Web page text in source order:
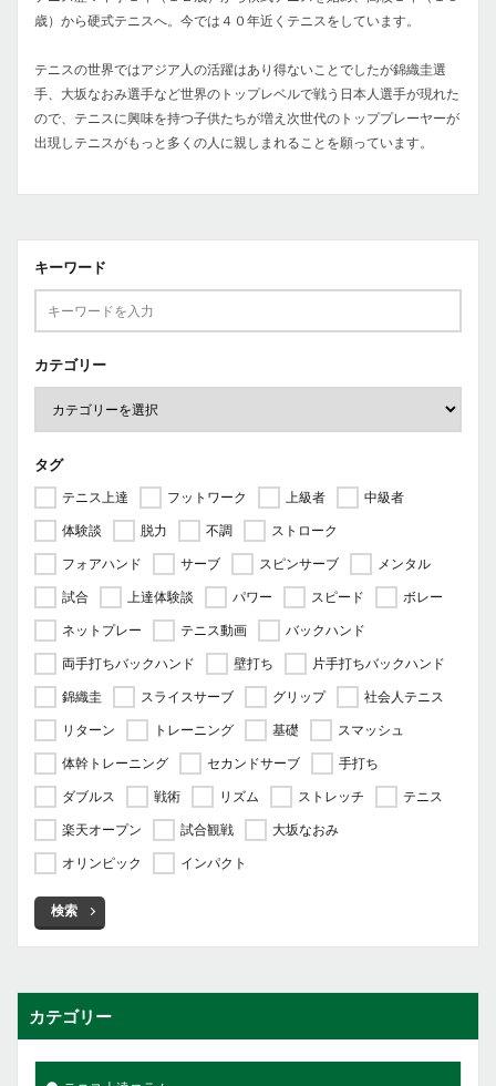
歳）から硬式テニスへ。今では４０年近くテニスをしています。
テニスの世界ではアジア人の活躍はあり得ないことでしたが錦織圭選
手、大坂なおみ選手など世界のトップレベルで戦う日本人選手が現れた
ので、テニスに興味を持つ子供たちが増え次世代のトッププレーヤーが
出現しテニスがもっと多くの人に親しまれることを願っています。
キーワード
カテゴリー
タグ
テニス上達 フットワーク 上級者
中級者
体験談
脱力 不調
ストローク
フォアハンド
サーブ スピンサーブ
メンタル
試合
上達体験談 パワー スピード
ボレー
ネットプレー
テニス動画
バックハンド
両手打ちバックハンド
壁打ち
片手打ちバックハンド
錦織圭
スライスサーブ グリップ
社会人テニス
リターン
トレーニング 基礎
スマッシュ
体幹トレーニング
セカンドサーブ
手打ち
ダブルス
戦術 リズム ストレッチ
テニス
楽天オープン
試合観戦
大坂なおみ
オリンピック
インパクト
検索
カテゴリー